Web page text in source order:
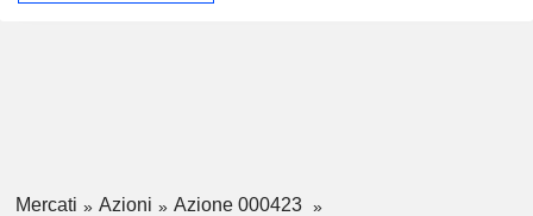
Mercati Azioni
Azione 000423